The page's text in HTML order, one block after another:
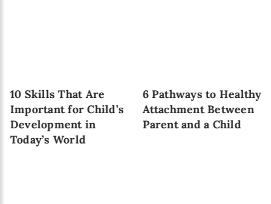
10 Skills That Are
Important for Child’s
Development in
Today’s World
6 Pathways to Healthy
Attachment Between
Parent and a Child